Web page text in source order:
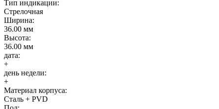
Тип индикации:
Стрелочная
Ширина:
36.00 мм
Высота:
36.00 мм
дата:
+
день недели:
+
Материал корпуса:
Сталь + PVD